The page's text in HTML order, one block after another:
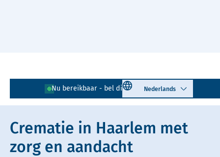
Nu bereikbaar - bel direct! 023 - 205 03 20
Select language
Lees voor Uitleg woorden
Simpele tekst
Crematie in Haarlem met
zorg en aandacht